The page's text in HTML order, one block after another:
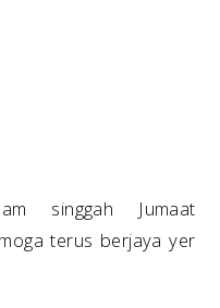
singgah Jumaat
terus berjaya yer